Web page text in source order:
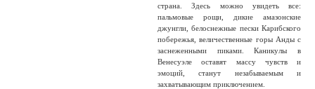
страна. Здесь можно увидеть все:
пальмовые рощи, дикие амазонские
джунгли, белоснежные пески Карибского
побережья, величественные горы Анды с
заснеженными пиками. Каникулы в
Венесуэле оставят массу чувств и
эмоций, станут незабываемым и
захватывающим приключением.